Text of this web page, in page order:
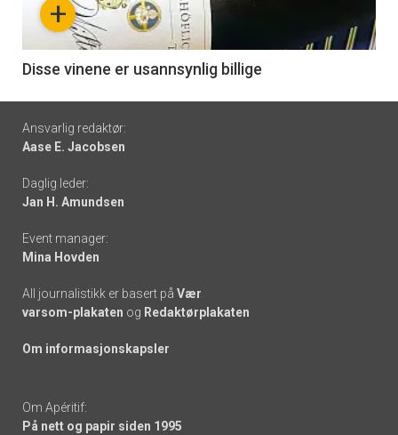
6
+
Disse vinene er usannsynlig billige
Footer
-
links
Ansvarlig redaktør:
Aase E. Jacobsen
Daglig leder:
Jan H. Amundsen
Event manager:
Mina Hovden
All journalistikk er basert på Vær
varsom-plakaten og Redaktørplakaten
Om informasjonskapsler
Om Apéritif:
På nett og papir siden 1995